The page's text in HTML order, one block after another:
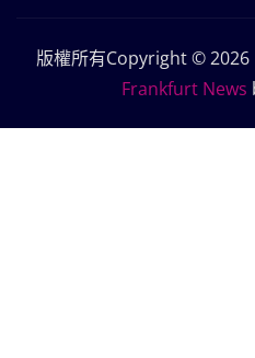
版權所有Copyright ©
Frankfurt News